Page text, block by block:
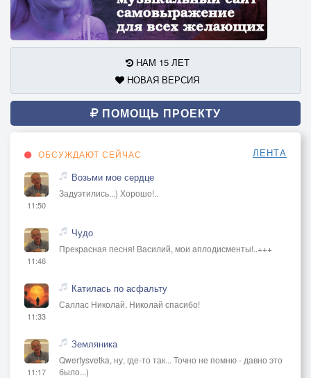
НАМ 15 ЛЕТ
НОВАЯ ВЕРСИЯ
ПОМОЩЬ ПРОЕКТУ
ОБСУЖДАЮТ СЕЙЧАС ЛЕНТА
11:50
Возьми мое сердце
Задуэтились...) Хорошо!..
11:46
Чудо
Прекрасная песня! Василий, мои аплодисменты!..+++
11:33
Катилась по асфальту
Саллас Николай, Николай спасибо!
11:17
Земляника
Qwertysvetka, ну, где-то так... Точно не помню - давно это
было...)